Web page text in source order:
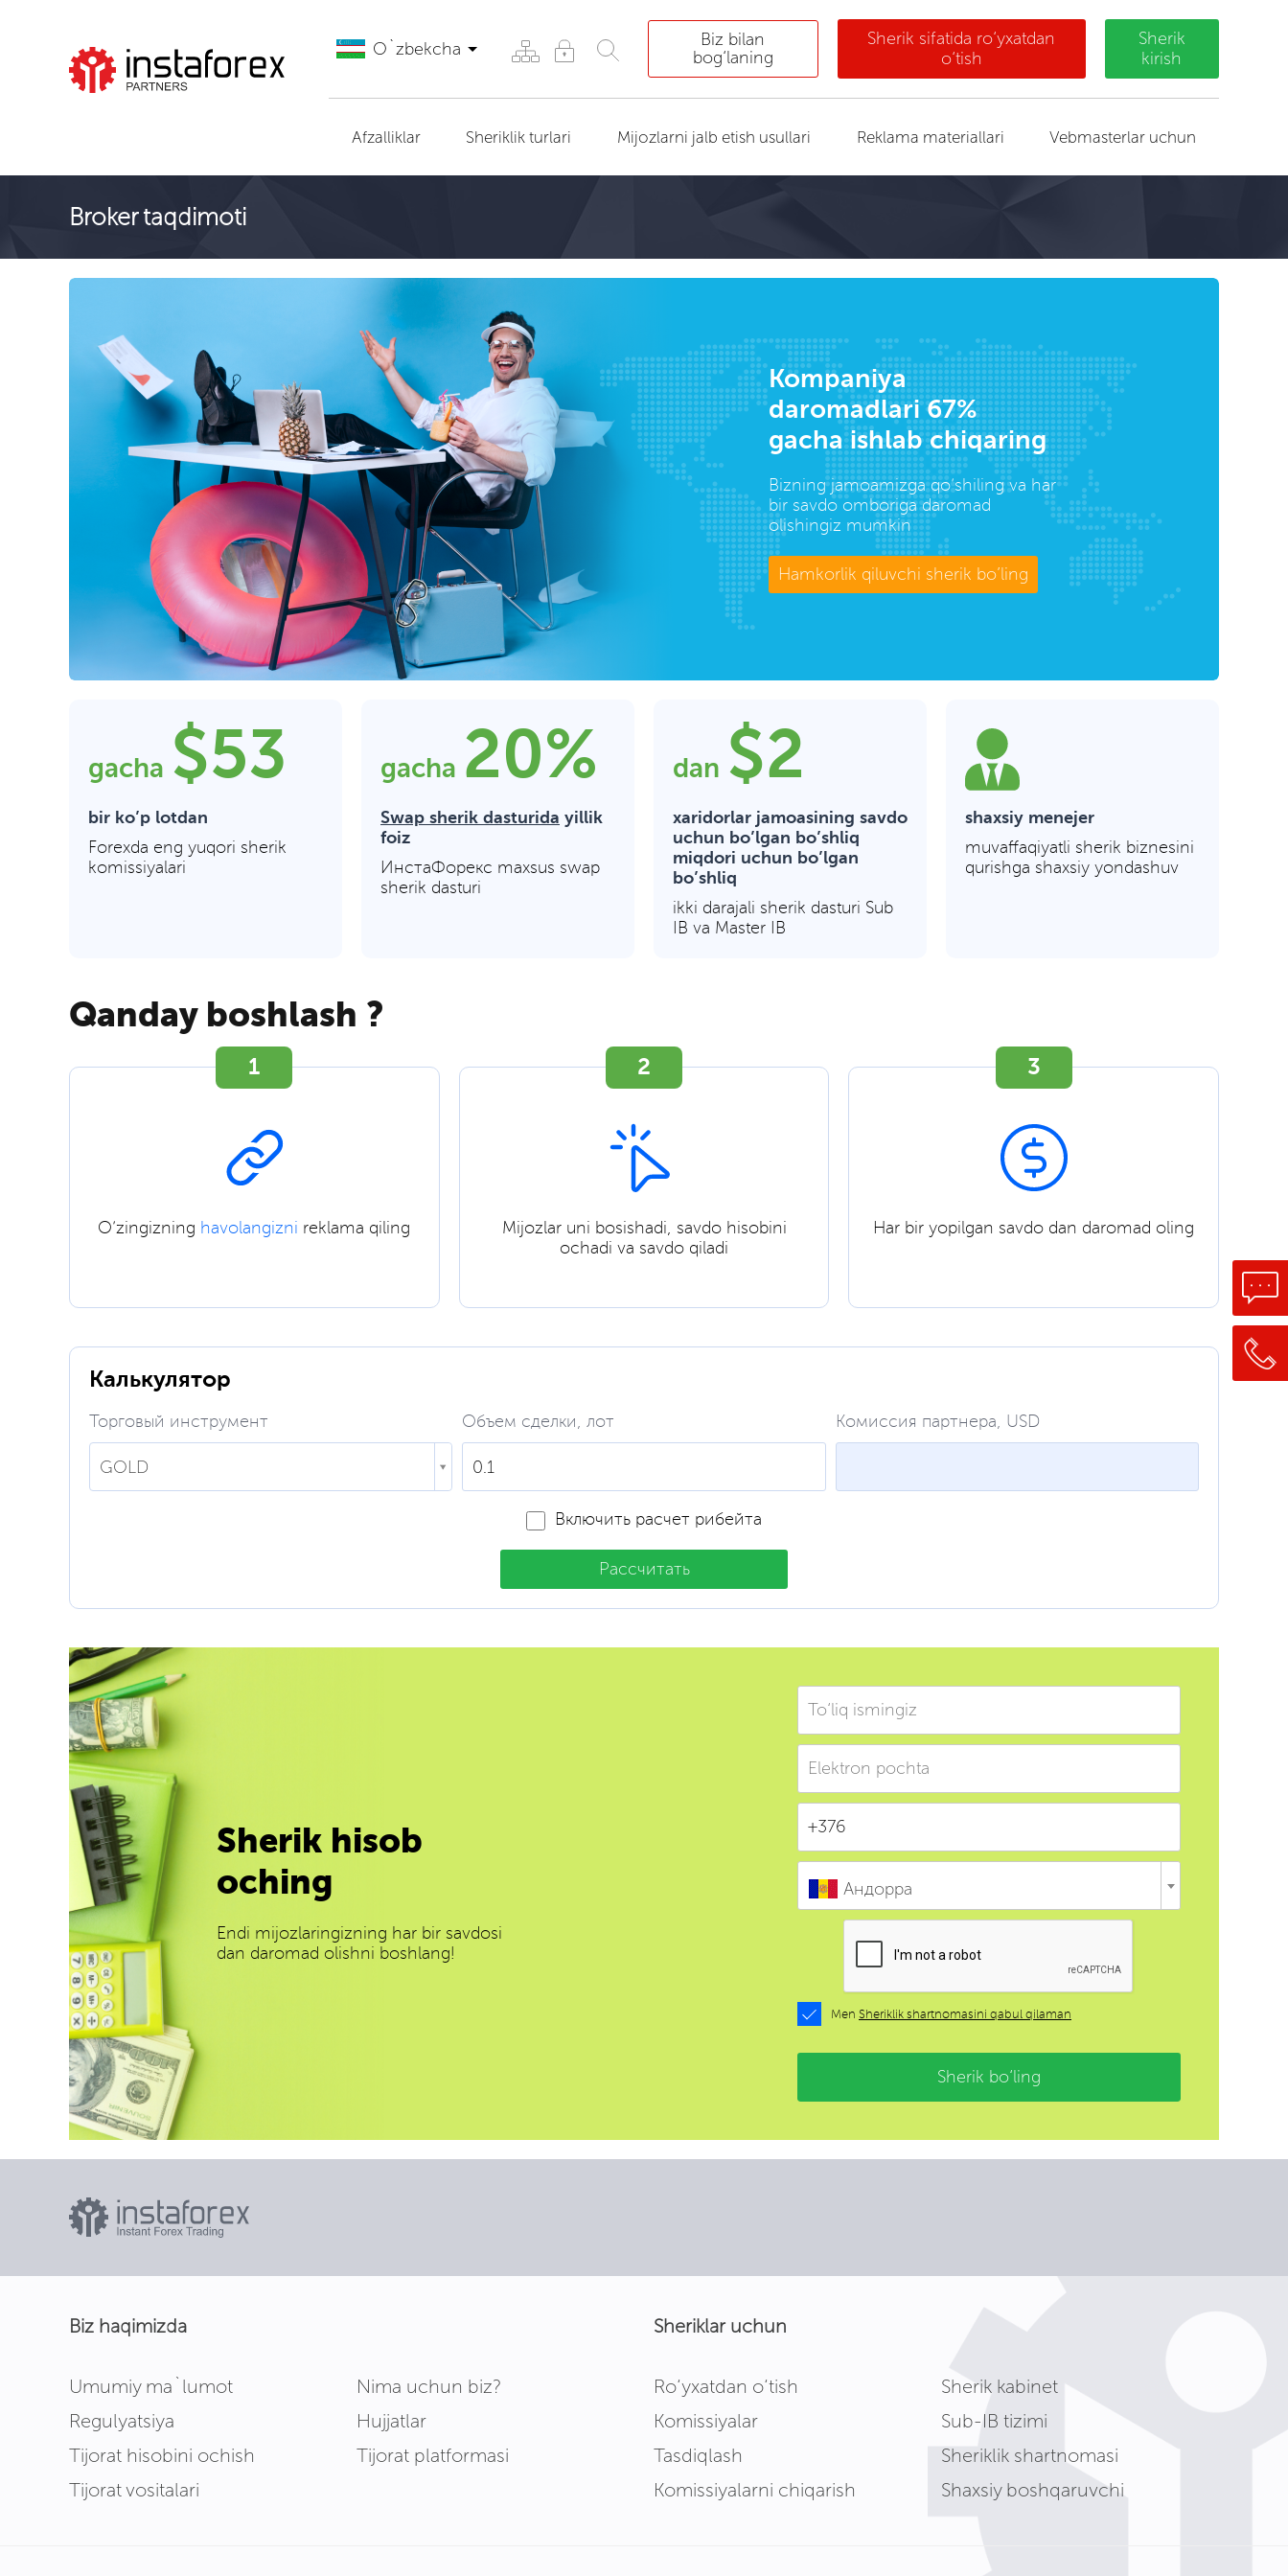
O`zbekcha
Biz bilan
bog‘laning
Sherik sifatida ro‘yxatdan
o‘tish
Sherik
kirish
Afzalliklar Sheriklik turlari Mijozlarni jalb etish usullari Reklama materiallari Vebmasterlar uchun
Broker taqdimoti
Kompaniya
daromadlari 67%
gacha ishlab chiqaring
Bizning jamoamizga qo’shiling va har
bir savdo omboriga daromad
olishingiz mumkin
Hamkorlik qiluvchi sherik bo’ling
gacha $53
bir ko’p lotdan
Forexda eng yuqori sherik
komissiyalari
gacha 20%
Swap sherik dasturida yillik
foiz
ИнстаФорекс maxsus swap
sherik dasturi
dan $2
xaridorlar jamoasining savdo
uchun bo’lgan bo’shliq
miqdori uchun bo’lgan
bo’shliq
ikki darajali sherik dasturi Sub
IB va Master IB
shaxsiy menejer
muvaffaqiyatli sherik biznesini
qurishga shaxsiy yondashuv
Qanday boshlash ?
1
O’zingizning havolangizni reklama qiling
2
Mijozlar uni bosishadi, savdo hisobini
ochadi va savdo qiladi
3
Har bir yopilgan savdo dan daromad oling
Калькулятор
Торговый инструмент
GOLD
Объем сделки, лот Комиссия партнера, USD
Включить расчет рибейта
Рассчитать
Sherik hisob
oching
Endi mijozlaringizning har bir savdosi
dan daromad olishni boshlang!
Андорра
Men Sheriklik shartnomasini qabul qilaman
Sherik bo‘ling
Biz haqimizda
Umumiy ma`lumot
Nima uchun biz?
Regulyatsiya
Hujjatlar
Tijorat hisobini ochish
Tijorat platformasi
Tijorat vositalari
Sheriklar uchun
Ro‘yxatdan o‘tish
Sherik kabinet
Komissiyalar
Sub-IB tizimi
Tasdiqlash
Sheriklik shartnomasi
Komissiyalarni chiqarish
Shaxsiy boshqaruvchi